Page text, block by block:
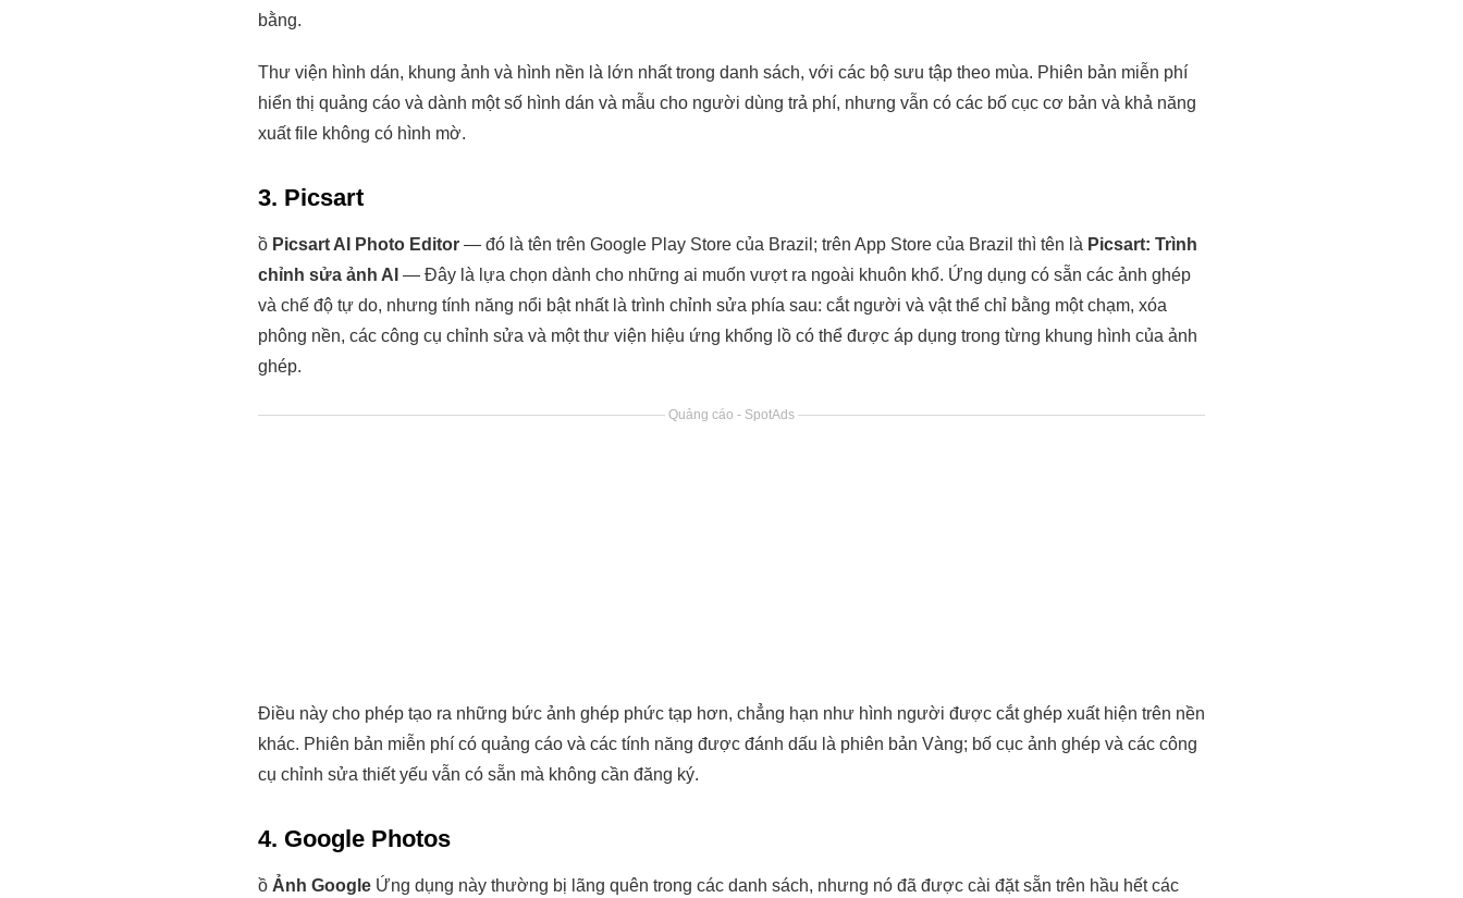
bằng.
Thư viện hình dán, khung ảnh và hình nền là lớn nhất trong danh sách, với các bộ sưu tập theo mùa. Phiên bản miễn phí
hiển thị quảng cáo và dành một số hình dán và mẫu cho người dùng trả phí, nhưng vẫn có các bố cục cơ bản và khả năng
xuất file không có hình mờ.
3. Picsart
ồ Picsart AI Photo Editor — đó là tên trên Google Play Store của Brazil; trên App Store của Brazil thì tên là Picsart: Trình
chỉnh sửa ảnh AI — Đây là lựa chọn dành cho những ai muốn vượt ra ngoài khuôn khổ. Ứng dụng có sẵn các ảnh ghép
và chế độ tự do, nhưng tính năng nổi bật nhất là trình chỉnh sửa phía sau: cắt người và vật thể chỉ bằng một chạm, xóa
phông nền, các công cụ chỉnh sửa và một thư viện hiệu ứng khổng lồ có thể được áp dụng trong từng khung hình của ảnh
ghép.
Quảng cáo - SpotAds
Điều này cho phép tạo ra những bức ảnh ghép phức tạp hơn, chẳng hạn như hình người được cắt ghép xuất hiện trên nền
khác. Phiên bản miễn phí có quảng cáo và các tính năng được đánh dấu là phiên bản Vàng; bố cục ảnh ghép và các công
cụ chỉnh sửa thiết yếu vẫn có sẵn mà không cần đăng ký.
4. Google Photos
ồ Ảnh Google Ứng dụng này thường bị lãng quên trong các danh sách, nhưng nó đã được cài đặt sẵn trên hầu hết các